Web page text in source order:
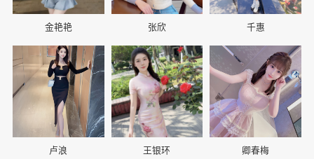
金艳艳 张欣 千惠
📷
卢浪
📷
王银环
📷
卿春梅